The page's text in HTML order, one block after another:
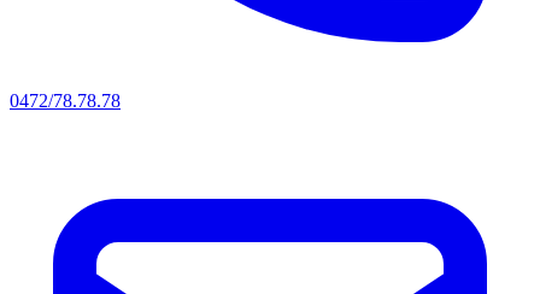
0472/78.78.78